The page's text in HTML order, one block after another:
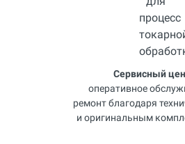
Сервисный
оперативное
ремонт благодаря
и оригинальным